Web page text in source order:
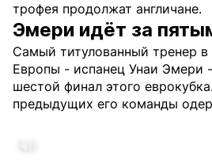
трофея продолжат англичане.
Эмери идёт за
Самый титулованный тренер
Европы - испанец Унаи Эмери
шестой финал этого
предыдущих его команды